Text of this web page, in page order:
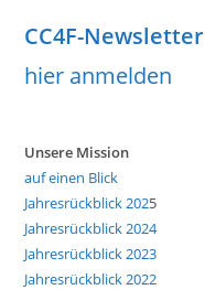
CC4F-Newsletter
hier anmelden
Unsere Mission
auf einen Blick
Jahresrückblick 2025
Jahresrückblick 2024
Jahresrückblick 2023
Jahresrückblick 2022